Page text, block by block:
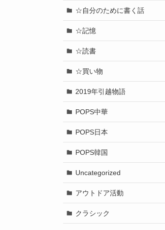
☆自分のために書く話
☆記憶
☆読書
☆買い物
2019年引越物語
POPS中華
POPS日本
POPS韓国
Uncategorized
アウトドア活動
クラシック